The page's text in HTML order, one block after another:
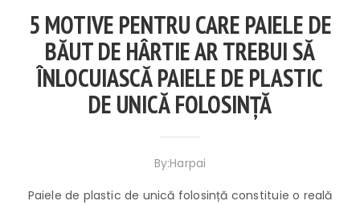
5 MOTIVE PENTRU CARE PAIELE DE
BĂUT DE HÂRTIE AR TREBUI SĂ
ÎNLOCUIASCĂ PAIELE DE PLASTIC
DE UNICĂ FOLOSINȚĂ
By:Harpai
Paiele de plastic de unică folosință constituie o reală